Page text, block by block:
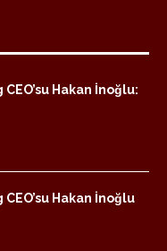
Hakan İnoğlu:
Hakan İnoğlu